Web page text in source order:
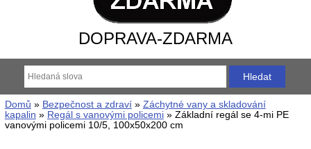
DOPRAVA-ZDARMA
Domů » Bezpečnost a zdraví» Záchytné vany a skladování
kapalin » Regál s vanovými policemi» Základní regál se 4-mi PE
vanovými policemi 10/5, 100x50x200 cm